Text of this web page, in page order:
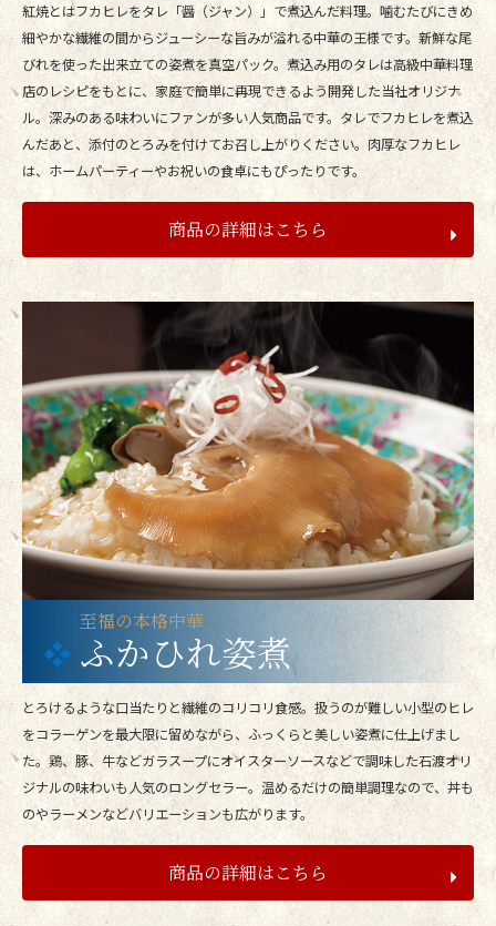
紅焼とはフカヒレをタレ「醤（ジャン）」で煮込んだ料理。噛むたびにきめ
細やかな繊維の間からジューシーな旨みが溢れる中華の王様です。新鮮な尾
びれを使った出来立ての姿煮を真空パック。煮込み用のタレは高級中華料理
店のレシピをもとに、家庭で簡単に再現できるよう開発した当社オリジナ
ル。深みのある味わいにファンが多い人気商品です。タレでフカヒレを煮込
んだあと、添付のとろみを付けてお召し上がりください。肉厚なフカヒレ
は、ホームパーティーやお祝いの食卓にもぴったりです。
商品の詳細はこちら
至福の本格中華
ふかひれ姿煮
とろけるような口当たりと繊維のコリコリ食感。扱うのが難しい小型のヒレ
をコラーゲンを最大限に留めながら、ふっくらと美しい姿煮に仕上げまし
た。鶏、豚、牛などガラスープにオイスターソースなどで調味した石渡オリ
ジナルの味わいも人気のロングセラー。温めるだけの簡単調理なので、丼も
のやラーメンなどバリエーションも広がります。
商品の詳細はこちら